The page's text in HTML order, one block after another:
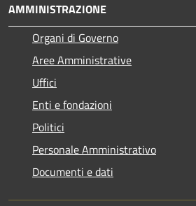
AMMINISTRAZIONE
Organi di Governo
Aree Amministrative
Uffici
Enti e fondazioni
Politici
Personale Amministrativo
Documenti e dati